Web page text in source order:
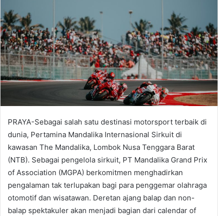
PRAYA-Sebagai salah satu destinasi motorsport terbaik di
dunia, Pertamina Mandalika Internasional Sirkuit di
kawasan The Mandalika, Lombok Nusa Tenggara Barat
(NTB). Sebagai pengelola sirkuit, PT Mandalika Grand Prix
of Association (MGPA) berkomitmen menghadirkan
pengalaman tak terlupakan bagi para penggemar olahraga
otomotif dan wisatawan. Deretan ajang balap dan non-
balap spektakuler akan menjadi bagian dari calendar of